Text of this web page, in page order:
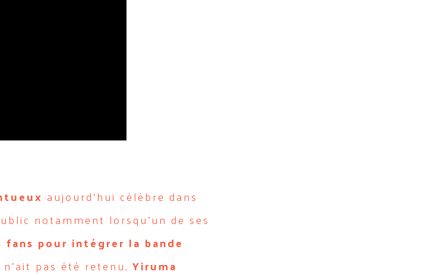
aujourd’hui célèbre dans
notamment lorsqu’un de ses
pour intégrer la bande
pas été retenu, Yiruma